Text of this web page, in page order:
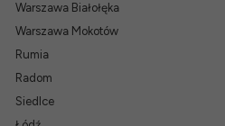
Warszawa Białołęka
Warszawa Mokotów
Rumia
Radom
Siedlce